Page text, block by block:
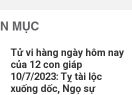
MỤC
Tử vi hàng ngày hôm nay
của 12 con giáp
10/7/2023: Tỵ tài lộc
xuống dốc, Ngọ sự